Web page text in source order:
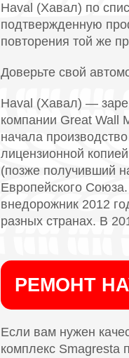
Haval (Хавал) по
подтвержденную
повторения той же
Доверьте свой
Haval (Хавал) —
компании Great Wall
начала
лицензионной
(позже получивший
Европейского
внедорожник 2012
разных странах. В
РЕМОНТ
Если вам нужен
комплекс Smagresta